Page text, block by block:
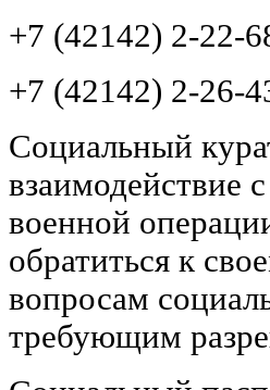
+7 (42142) 2-22-
+7 (42142) 2-26-
Социальный
взаимодействие
военной
обратиться к
вопросам
требующим